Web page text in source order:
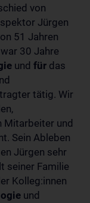
von
Jürgen
51 Jahren
30 Jahre
und für das
tätig. Wir
Mitarbeiter und
Sein Ableben
Jürgen sehr
seiner Familie
Kolleg:innen
und